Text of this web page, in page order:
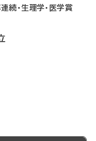
続・生理学・医学賞